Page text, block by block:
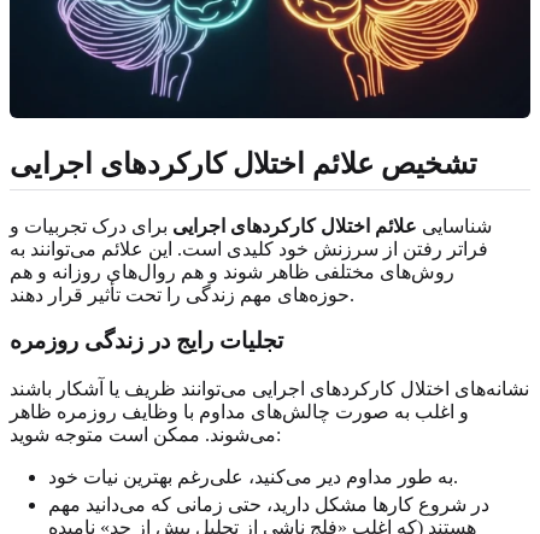
تشخیص علائم اختلال کارکردهای اجرایی
شناسایی علائم اختلال کارکردهای اجرایی برای درک تجربیات و
فراتر رفتن از سرزنش خود کلیدی است. این علائم می‌توانند به
روش‌های مختلفی ظاهر شوند و هم روال‌های روزانه و هم
حوزه‌های مهم زندگی را تحت تأثیر قرار دهند.
تجلیات رایج در زندگی روزمره
نشانه‌های اختلال کارکردهای اجرایی می‌توانند ظریف یا آشکار باشند
و اغلب به صورت چالش‌های مداوم با وظایف روزمره ظاهر
می‌شوند. ممکن است متوجه شوید:
به طور مداوم دیر می‌کنید، علی‌رغم بهترین نیات خود.
در شروع کارها مشکل دارید، حتی زمانی که می‌دانید مهم
هستند (که اغلب «فلج ناشی از تحلیل بیش از حد» نامیده